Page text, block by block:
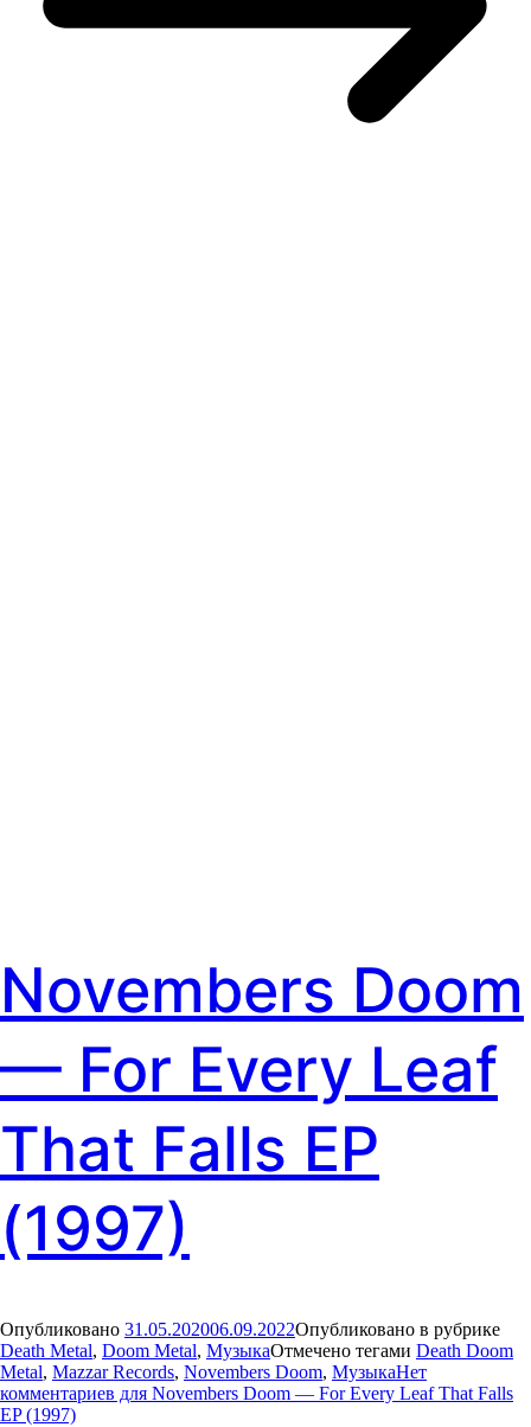
Novembers Doom
— For Every Leaf
That Falls EP
(1997)
Опубликовано 31.05.202006.09.2022Опубликовано в рубрике
Death Metal, Doom Metal, МузыкаОтмечено тегами Death Doom
Metal, Mazzar Records, Novembers Doom, МузыкаНет
комментариев для Novembers Doom — For Every Leaf That Falls
EP (1997)